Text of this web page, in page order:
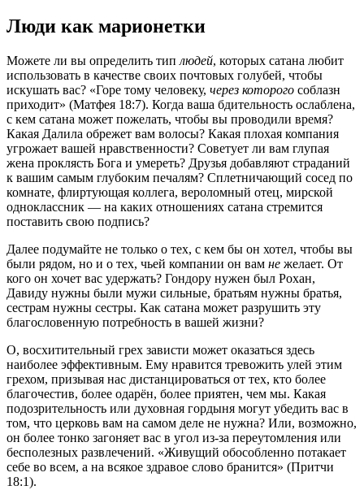
Люди как марионетки
Можете ли вы определить тип людей, которых сатана любит
использовать в качестве своих почтовых голубей, чтобы
искушать вас? «Горе тому человеку, через которого соблазн
приходит» (Матфея 18:7). Когда ваша бдительность ослаблена,
с кем сатана может пожелать, чтобы вы проводили время?
Какая Далила обрежет вам волосы? Какая плохая компания
угрожает вашей нравственности? Советует ли вам глупая
жена проклясть Бога и умереть? Друзья добавляют страданий
к вашим самым глубоким печалям? Сплетничающий сосед по
комнате, флиртующая коллега, вероломный отец, мирской
одноклассник — на каких отношениях сатана стремится
поставить свою подпись?
Далее подумайте не только о тех, с кем бы он хотел, чтобы вы
были рядом, но и о тех, чьей компании он вам не желает. От
кого он хочет вас удержать? Гондору нужен был Рохан,
Давиду нужны были мужи сильные, братьям нужны братья,
сестрам нужны сестры. Как сатана может разрушить эту
благословенную потребность в вашей жизни?
О, восхитительный грех зависти может оказаться здесь
наиболее эффективным. Ему нравится тревожить улей этим
грехом, призывая нас дистанцироваться от тех, кто более
благочестив, более одарён, более приятен, чем мы. Какая
подозрительность или духовная гордыня могут убедить вас в
том, что церковь вам на самом деле не нужна? Или, возможно,
он более тонко загоняет вас в угол из-за переутомления или
бесполезных развлечений. «Живущий обособленно потакает
себе во всем, а на всякое здравое слово бранится» (Притчи
18:1).